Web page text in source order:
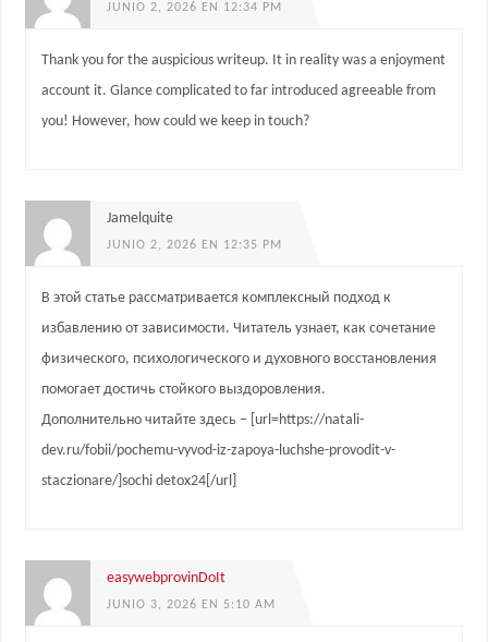
JUNIO 2, 2026 EN 12:34 PM
Thank you for the auspicious writeup. It in reality was a enjoyment
account it. Glance complicated to far introduced agreeable from
you! However, how could we keep in touch?
Jamelquite
JUNIO 2, 2026 EN 12:35 PM
В этой статье рассматривается комплексный подход к
избавлению от зависимости. Читатель узнает, как сочетание
физического, психологического и духовного восстановления
помогает достичь стойкого выздоровления.
Дополнительно читайте здесь – [url=https://natali-
dev.ru/fobii/pochemu-vyvod-iz-zapoya-luchshe-provodit-v-
staczionare/]sochi detox24[/url]
easywebprovinDoIt
JUNIO 3, 2026 EN 5:10 AM